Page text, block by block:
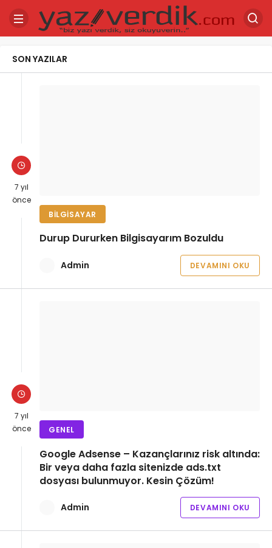
SON YAZILAR
7 yıl
önce
BILGISAYAR
Durup Dururken Bilgisayarım Bozuldu
Admin DEVAMINI OKU
7 yıl
önce
GENEL
Google Adsense – Kazançlarınız risk altında:
Bir veya daha fazla sitenizde ads.txt
dosyası bulunmuyor. Kesin Çözüm!
Admin DEVAMINI OKU